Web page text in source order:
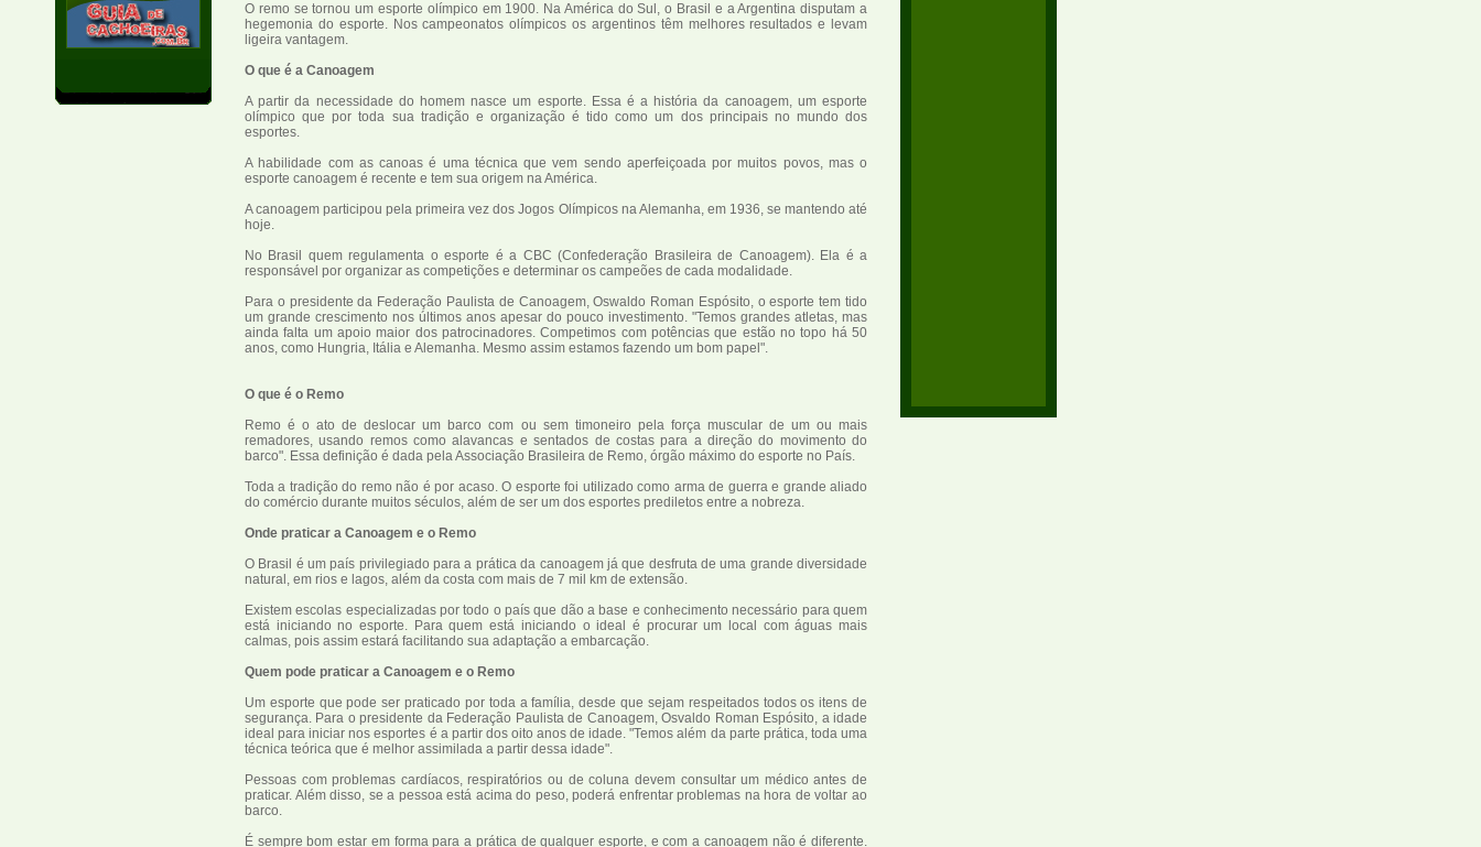
O remo se tornou um esporte olímpico em 1900. Na América do Sul, o Brasil e a Argentina disputam a
hegemonia do esporte. Nos campeonatos olímpicos os argentinos têm melhores resultados e levam
ligeira vantagem.
O que é a Canoagem
A partir da necessidade do homem nasce um esporte. Essa é a história da canoagem, um esporte
olímpico que por toda sua tradição e organização é tido como um dos principais no mundo dos
esportes.
A habilidade com as canoas é uma técnica que vem sendo aperfeiçoada por muitos povos, mas o
esporte canoagem é recente e tem sua origem na América.
A canoagem participou pela primeira vez dos Jogos Olímpicos na Alemanha, em 1936, se mantendo até
hoje.
No Brasil quem regulamenta o esporte é a CBC (Confederação Brasileira de Canoagem). Ela é a
responsável por organizar as competições e determinar os campeões de cada modalidade.
Para o presidente da Federação Paulista de Canoagem, Oswaldo Roman Espósito, o esporte tem tido
um grande crescimento nos últimos anos apesar do pouco investimento. "Temos grandes atletas, mas
ainda falta um apoio maior dos patrocinadores. Competimos com potências que estão no topo há 50
anos, como Hungria, Itália e Alemanha. Mesmo assim estamos fazendo um bom papel".
O que é o Remo
Remo é o ato de deslocar um barco com ou sem timoneiro pela força muscular de um ou mais
remadores, usando remos como alavancas e sentados de costas para a direção do movimento do
barco". Essa definição é dada pela Associação Brasileira de Remo, órgão máximo do esporte no País.
Toda a tradição do remo não é por acaso. O esporte foi utilizado como arma de guerra e grande aliado
do comércio durante muitos séculos, além de ser um dos esportes prediletos entre a nobreza.
Onde praticar a Canoagem e o Remo
O Brasil é um país privilegiado para a prática da canoagem já que desfruta de uma grande diversidade
natural, em rios e lagos, além da costa com mais de 7 mil km de extensão.
Existem escolas especializadas por todo o país que dão a base e conhecimento necessário para quem
está iniciando no esporte. Para quem está iniciando o ideal é procurar um local com águas mais
calmas, pois assim estará facilitando sua adaptação a embarcação.
Quem pode praticar a Canoagem e o Remo
Um esporte que pode ser praticado por toda a família, desde que sejam respeitados todos os itens de
segurança. Para o presidente da Federação Paulista de Canoagem, Osvaldo Roman Espósito, a idade
ideal para iniciar nos esportes é a partir dos oito anos de idade. "Temos além da parte prática, toda uma
técnica teórica que é melhor assimilada a partir dessa idade".
Pessoas com problemas cardíacos, respiratórios ou de coluna devem consultar um médico antes de
praticar. Além disso, se a pessoa está acima do peso, poderá enfrentar problemas na hora de voltar ao
barco.
É sempre bom estar em forma para a prática de qualquer esporte, e com a canoagem não é diferente.